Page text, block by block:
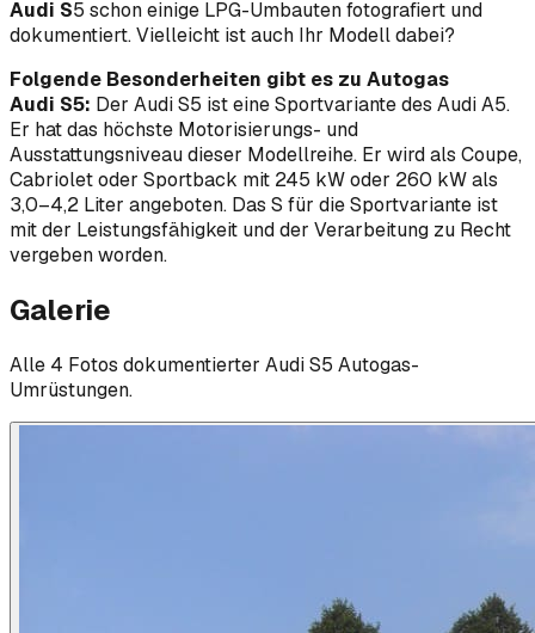
Audi S5 schon einige LPG-Umbauten fotografiert und
dokumentiert. Vielleicht ist auch Ihr Modell dabei?
Folgende Besonderheiten gibt es zu Autogas
Audi S5: Der Audi S5 ist eine Sportvariante des Audi A5.
Er hat das höchste Motorisierungs- und
Ausstattungsniveau dieser Modellreihe. Er wird als Coupe,
Cabriolet oder Sportback mit 245 kW oder 260 kW als
3,0–4,2 Liter angeboten. Das S für die Sportvariante ist
mit der Leistungsfähigkeit und der Verarbeitung zu Recht
vergeben worden.
Galerie
Alle 4 Fotos dokumentierter AudiS5 Autogas-
Umrüstungen.